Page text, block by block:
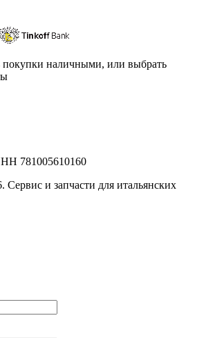
наличными, или выбрать
781005610160
и запчасти для итальянских